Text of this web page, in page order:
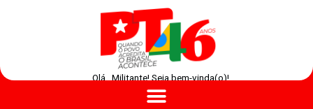
Olá , Militante! Seja bem-vinda(o)!